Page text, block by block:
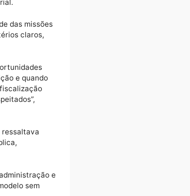
servidores interessados
complementação
em um cenário
salarial.
das missões
critérios claros,
de oportunidades
de fiscalização
respeitados”,